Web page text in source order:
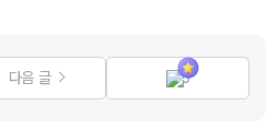
다음 글 3